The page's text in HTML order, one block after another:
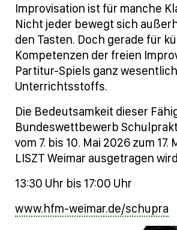
Improvisation ist für manche
Nicht jeder bewegt sich
den Tasten. Doch gerade für
Kompetenzen der freien
Partitur-Spiels ganz
Unterrichtsstoffs.
Die Bedeutsamkeit dieser
Bundeswettbewerb
vom 7. bis 10. Mai 2026 zum
LISZT Weimar ausgetragen
13:30 Uhr bis 17:00 Uhr
www.hfm-weimar.de/schupra